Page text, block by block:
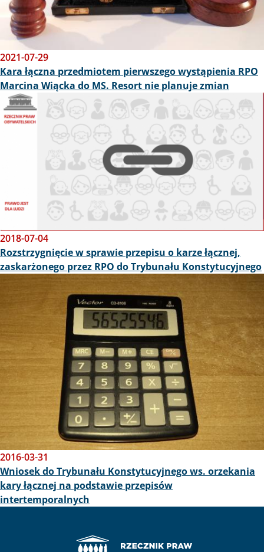
2021-07-29
Kara łączna przedmiotem pierwszego wystąpienia RPO
Marcina Wiącka do MS. Resort nie planuje zmian
Obraz
2018-07-04
Rozstrzygnięcie w sprawie przepisu o karze łącznej,
zaskarżonego przez RPO do Trybunału Konstytucyjnego
2016-03-31
Wniosek do Trybunału Konstytucyjnego ws. orzekania
kary łącznej na podstawie przepisów
intertemporalnych